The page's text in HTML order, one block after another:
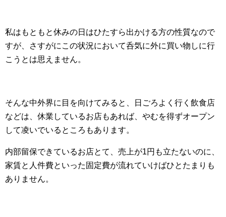
私はもともと休みの日はひたすら出かける方の性質なので
すが、さすがにこの状況において呑気に外に買い物しに行
こうとは思えません。
そんな中外界に目を向けてみると、日ごろよく行く飲食店
などは、休業しているお店もあれば、やむを得ずオープン
して凌いでいるところもあります。
内部留保できているお店とて、売上が1円も立たないのに、
家賃と人件費といった固定費が流れていけばひとたまりも
ありません。